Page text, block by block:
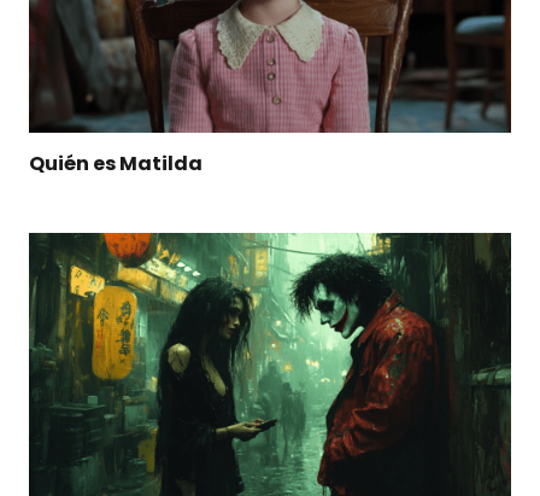
Quién es Matilda